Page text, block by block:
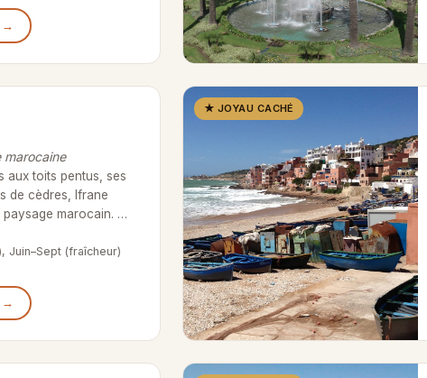
→
marocaine
aux toits pentus, ses
de cèdres, Ifrane
paysage marocain. …
Juin–Sept (fraîcheur)
→
★ JOYAU CACHÉ